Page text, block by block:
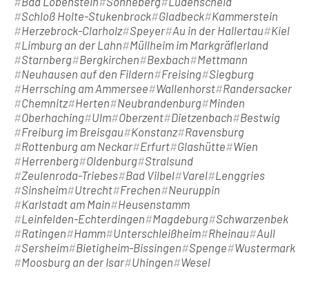
Schloß Holte-Stukenbrock Gladbeck Kammerstein
Herzebrock-Clarholz Speyer Au in der Hallertau
Kiel
Limburg an der Lahn
Müllheim im Markgräflerland
Starnberg Bergkirchen Bexbach
Mettmann
Neuhausen auf den Fildern
Freising Siegburg
Herrsching am Ammersee
Wallenhorst Randersacker
Chemnitz Herten Neubrandenburg Minden
Oberhaching Ulm Oberzent Dietzenbach
Bestwig
Freiburg im Breisgau
Konstanz Ravensburg
Rottenburg am Neckar Erfurt Glashütte
Wien
Herrenberg Oldenburg Stralsund
Zeulenroda-Triebes Bad Vilbel Varel Lenggries
Sinsheim Utrecht Frechen
Neuruppin
Karlstadt am Main
Heusenstamm
Leinfelden-Echterdingen
Magdeburg Schwarzenbek
Ratingen
Hamm Unterschleißheim Rheinau Aull
Sersheim Bietigheim-Bissingen Spenge
Wustermark
Moosburg an der Isar Uhingen Wesel